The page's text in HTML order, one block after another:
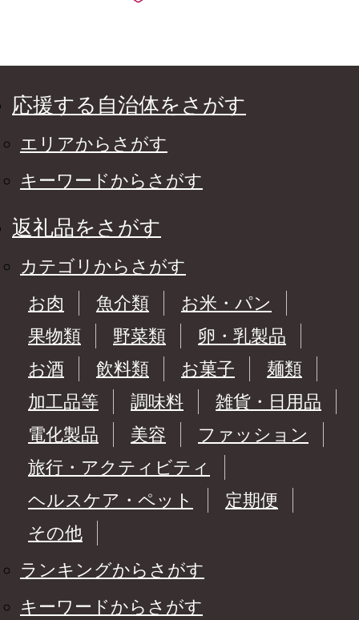
応援する自治体をさがす
エリアからさがす
キーワードからさがす
返礼品をさがす
カテゴリからさがす
お肉
魚介類
お米・パン
果物類
野菜類
卵・乳製品
お酒
飲料類 お菓子
麺類
加工品等
調味料
雑貨・日用品
電化製品
美容
ファッション
旅行・アクティビティ
ヘルスケア・ペット
定期便
その他
ランキングからさがす
キーワードからさがす